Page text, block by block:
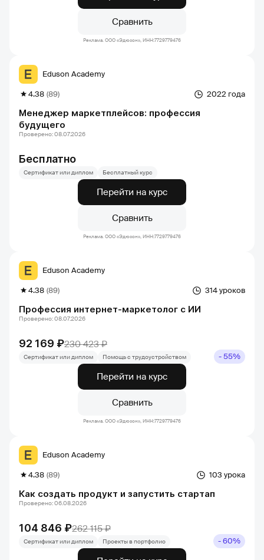
Сравнить
Реклама. ООО «Эдюсон», ИНН:7729779476
Менеджер маркетплейсов: профессия
будущего
2022 года
4.38 (89)
Eduson Academy
Бесплатно
Проверено: 08.07.2026
Сертификат или диплом Бесплатный курс
Перейти на курс
Сравнить
Реклама. ООО «Эдюсон», ИНН:7729779476
Профессия интернет-маркетолог с ИИ
314 уроков
4.38 (89)
Eduson Academy
92 169 ₽230 423 ₽
Проверено: 08.07.2026
Сертификат или диплом Помощь с трудоустройством - 55%
Перейти на курс
Сравнить
Реклама. ООО «Эдюсон», ИНН:7729779476
Как создать продукт и запустить стартап
103 урока
4.38 (89)
Eduson Academy
104 846 ₽262 115 ₽
Проверено: 06.08.2026
Сертификат или диплом Проекты в портфолио - 60%